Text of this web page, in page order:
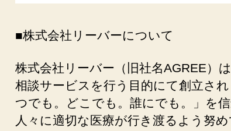
■株式会社リーバーについて
株式会社リーバー（旧社名AGREE）
相談サービスを⾏う⽬的にて創⽴さ
つでも。どこでも。誰にでも。」を
⼈々に適切な医療が⾏き渡るよう努め